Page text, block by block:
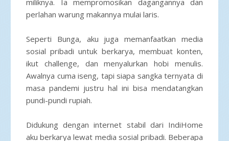
perlahan warung makannya mulai laris.
Seperti Bunga, aku juga memanfaatkan media
sosial pribadi untuk berkarya, membuat konten,
ikut challenge, dan menyalurkan hobi menulis.
Awalnya cuma iseng, tapi siapa sangka ternyata di
masa pandemi justru hal ini bisa mendatangkan
pundi-pundi rupiah.
Didukung dengan internet stabil dari IndiHome
aku berkarya lewat media sosial pribadi. Beberapa